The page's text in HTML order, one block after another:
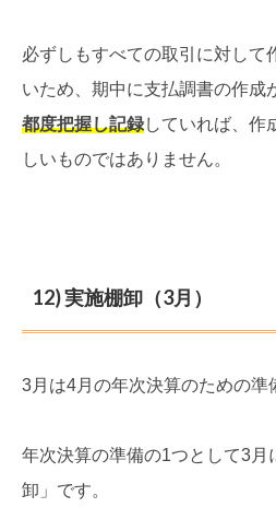
必ずしもすべての取引に対して
いため、期中に支払調書の作成
都度把握し記録していれば、作
しいものではありません。
12) 実施棚卸（3月）
3月は4月の年次決算のための準
年次決算の準備の1つとして3月
卸」です。